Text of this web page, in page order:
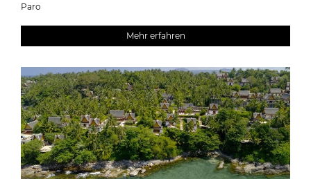
Paro
Mehr erfahren